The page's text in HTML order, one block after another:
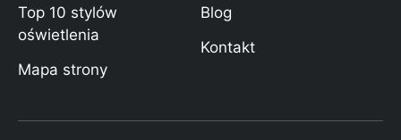
Top 10 stylów
oświetlenia
Mapa strony
Blog
Kontakt